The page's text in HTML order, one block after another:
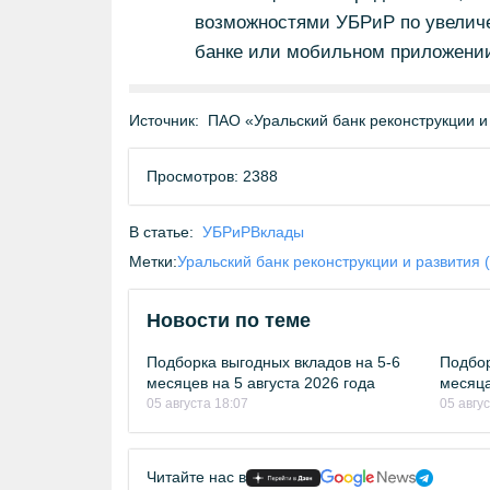
возможностями УБРиР по
банке или мобильном
Источник: ПАО «Уральский банк
Просмотров: 2388
В статье: УБРиРВклады
Метки:Уральский банк реконструкции и
Новости по теме
Подборка выгодных вкладов на 5-6
месяцев на 5 августа 2026 года
05 августа 18:07 05
Читайте нас в